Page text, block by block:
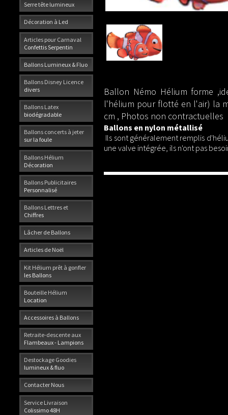
Serre tête lumineux
Décoration à Led
Articles pour Carnaval
Confettis Serpentin
Ballons Lumineux & Fluo
Ballons Disney Licence
divers
Ballons Latex
biodégradable
Ballons concerts à jeter
sur la foule
Ballons Hélium
Décoration
Ballons Publicitaires
Personnalisé
Ballons Lettres et
Chiffres
Lâcher de Ballons
Articles de Noël
Kit Hélium prêt à gonfler
les Ballons
Bouteille Hélium
Location
Accessoires à Ballons
Retraite-descente aux
Flambeaux - Lampions
Destockage Goodies
lumineux & fluo
Contacter Nous
Service Livraison
Colissimo 48H
Ballon Némo Hélium forme
l'hélium pour flotté en l'air) la
cm , Photos non contractuelles
Ballons en nylon métallisé
Ils sont généralement remplis
une valve intégrée, ils n'ont pas